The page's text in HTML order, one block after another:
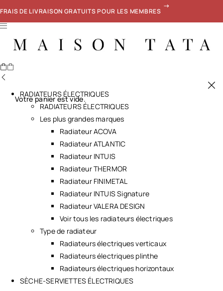
FRAIS DE LIVRAISON GRATUITS POUR LES MEMBRES
Votre panier est vide.
RADIATEURS ÉLECTRIQUES
RADIATEURS ÉLECTRIQUES
Les plus grandes marques
Radiateur ACOVA
Radiateur ATLANTIC
Radiateur INTUIS
Radiateur THERMOR
Radiateur FINIMETAL
Radiateur INTUIS Signature
Radiateur VALERA DESIGN
Voir tous les radiateurs électriques
Type de radiateur
Radiateurs électriques verticaux
Radiateurs électriques plinthe
Radiateurs électriques horizontaux
SÈCHE-SERVIETTES ÉLECTRIQUES